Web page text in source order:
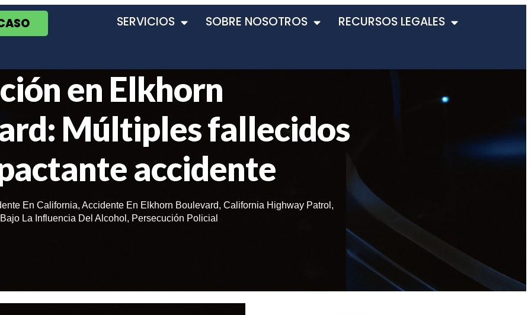
SERVICIOS SOBRE NOSOTROS RECURSOS LEGALES
en Elkhorn
Múltiples fallecidos
accidente
En California, Accidente En Elkhorn Boulevard, California Highway Patrol ,
La Influencia Del Alcohol , Persecución Policial